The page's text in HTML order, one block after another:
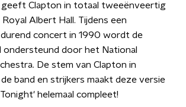
geeft Clapton in totaal tweeënveertig
Albert Hall. Tijdens een
concert in 1990 wordt de
ondersteund door het National
De stem van Clapton in
band en strijkers maakt deze versie
helemaal compleet!